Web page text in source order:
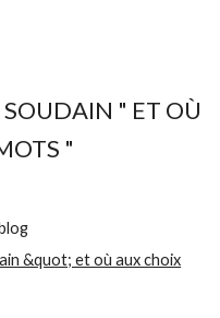
" ET OÙ
"